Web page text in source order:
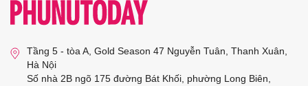
Tầng 5 - tòa A, Gold Season 47 Nguyễn Tuân, Thanh Xuân,
Hà Nội
Số nhà 2B ngõ 175 đường Bát Khối, phường Long Biên,